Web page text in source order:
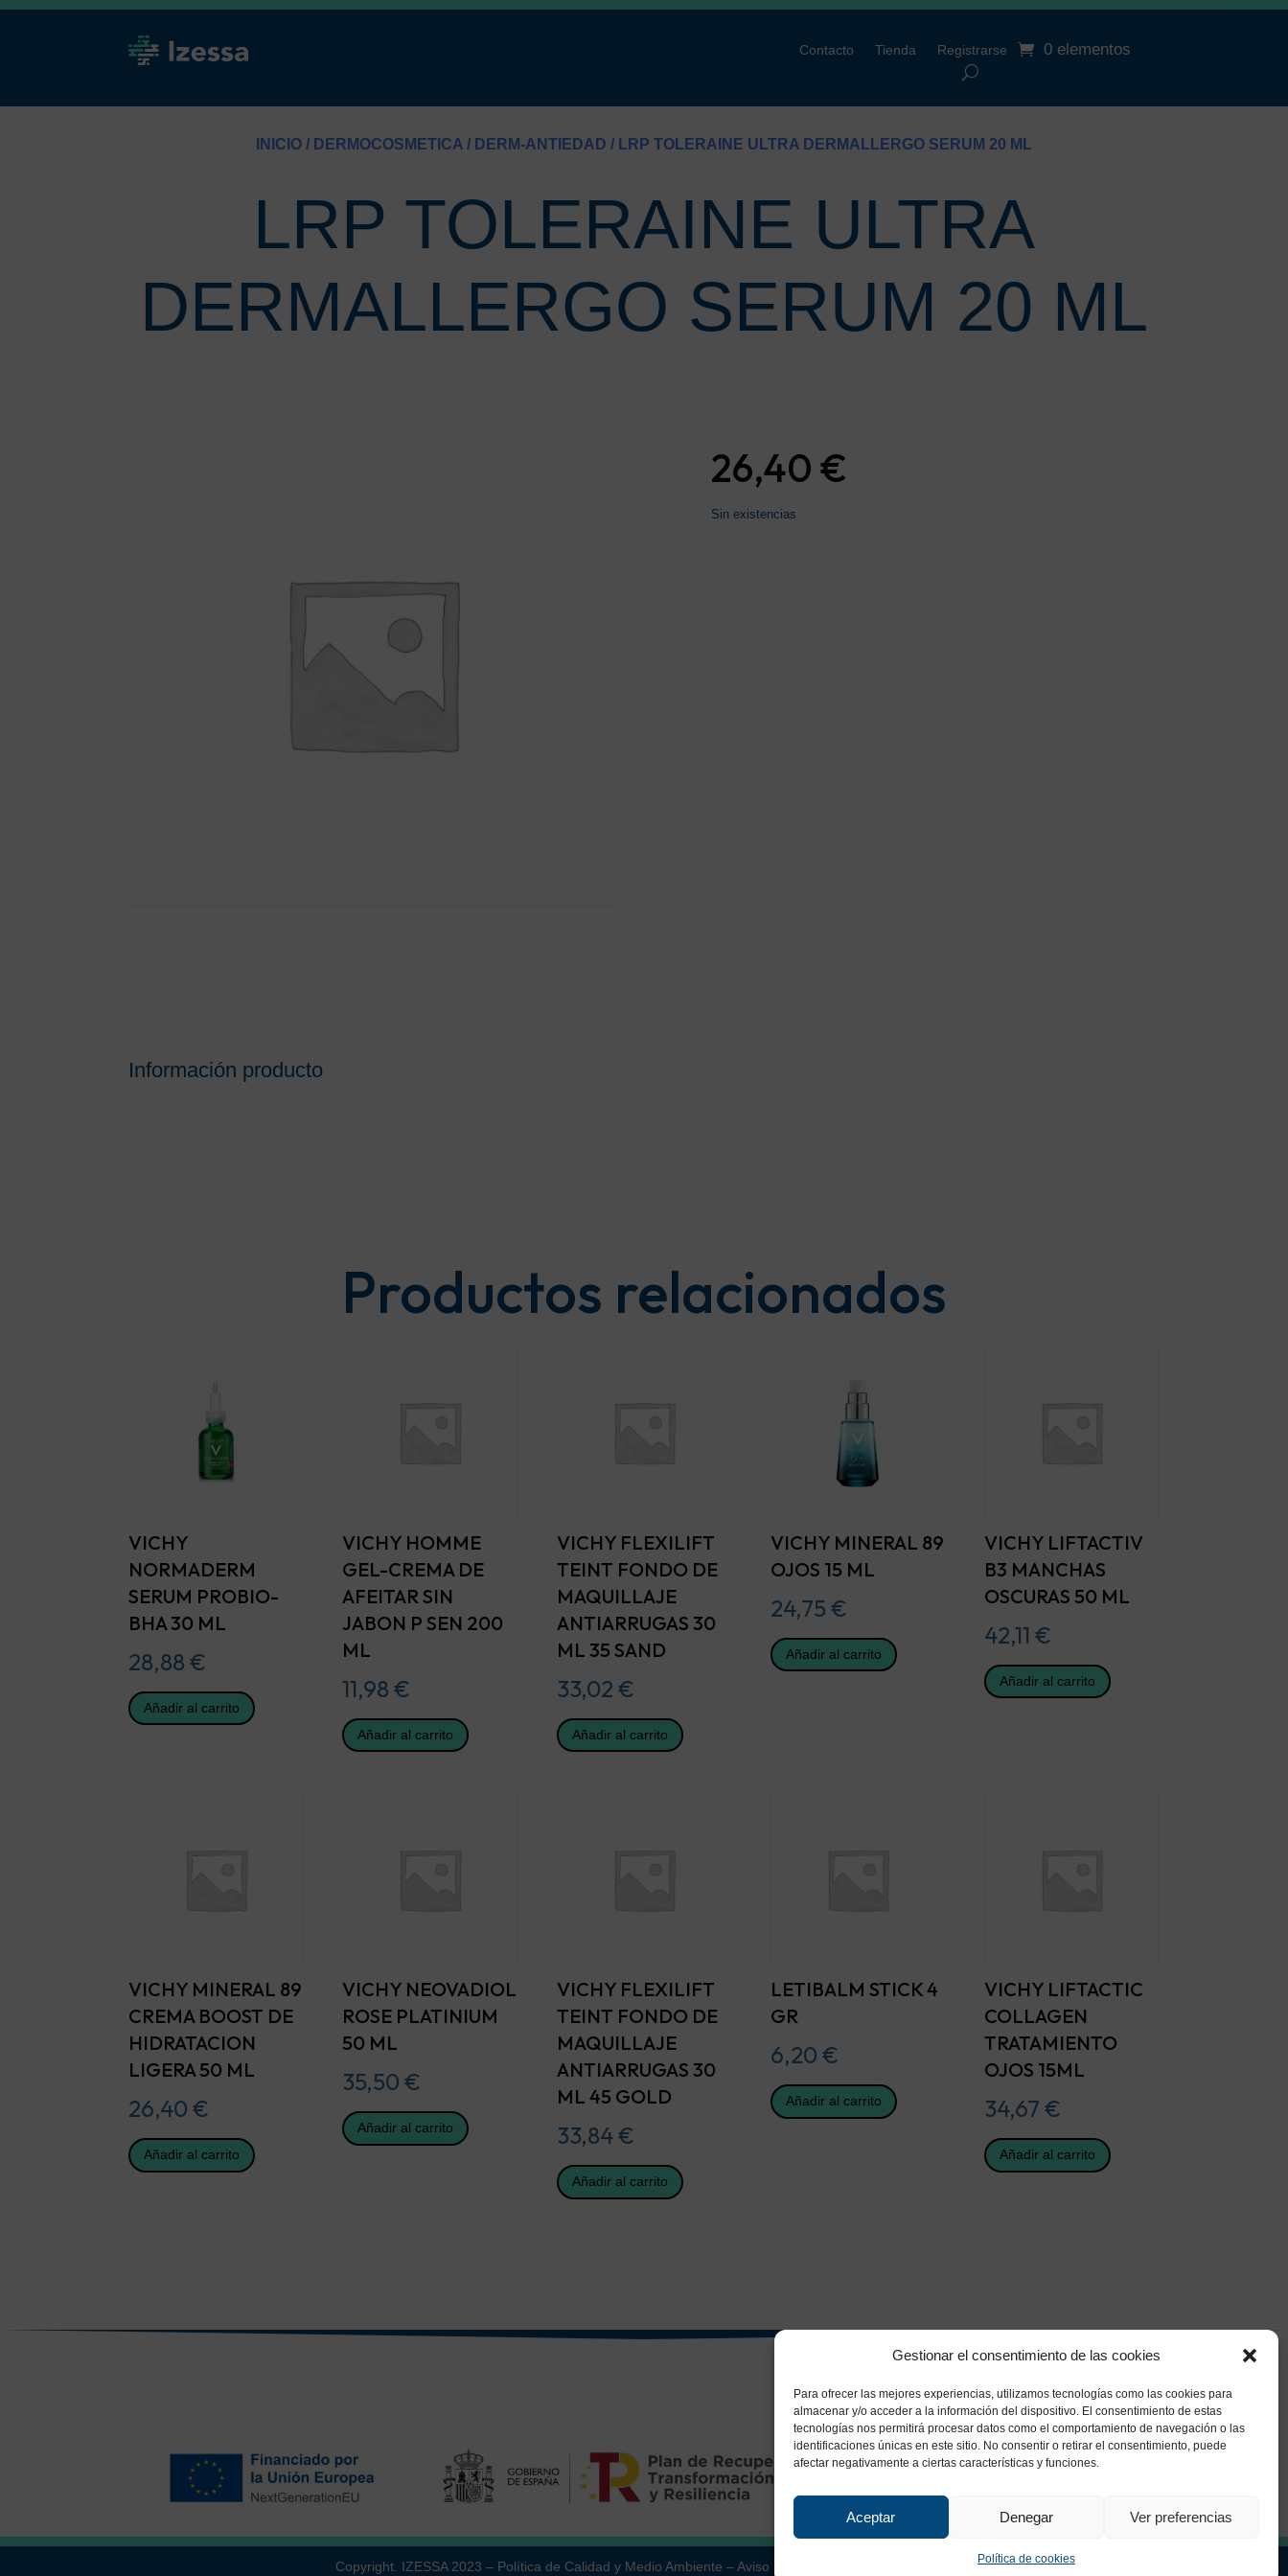
Gestionar el consentimiento de las cookies
Para ofrecer las mejores experiencias, utilizamos tecnologías como las cookies para
almacenar y/o acceder a la información del dispositivo. El consentimiento de estas
tecnologías nos permitirá procesar datos como el comportamiento de navegación o las
identificaciones únicas en este sitio. No consentir o retirar el consentimiento, puede
afectar negativamente a ciertas características y funciones.
Aceptar Denegar Ver preferencias
Política de cookies
Contacto Tienda Registrarse 0 elementos
INICIO / DERMOCOSMETICA / DERM-ANTIEDAD / LRP TOLERAINE ULTRA DERMALLERGO SERUM 20 ML
LRP TOLERAINE ULTRA
DERMALLERGO SERUM 20 ML
26,40 €
Sin existencias
Información producto
Productos relacionados
VICHY
NORMADERM
SERUM PROBIO-
BHA 30 ML
28,88€
Añadir al carrito
VICHY HOMME
GEL-CREMA DE
AFEITAR SIN
JABON P SEN 200
ML
11,98€
Añadir al carrito
VICHY FLEXILIFT
TEINT FONDO DE
MAQUILLAJE
ANTIARRUGAS 30
ML 35 SAND
33,02 €
Añadir al carrito
VICHY MINERAL 89
OJOS 15 ML
24,75 €
Añadir al carrito
VICHY LIFTACTIV
B3 MANCHAS
OSCURAS 50 ML
42,11 €
Añadir al carrito
VICHY MINERAL 89
CREMA BOOST DE
HIDRATACION
LIGERA 50 ML
26,40€
Añadir al carrito
VICHY NEOVADIOL
ROSE PLATINIUM
50 ML
35,50€
Añadir al carrito
VICHY FLEXILIFT
TEINT FONDO DE
MAQUILLAJE
ANTIARRUGAS 30
ML 45 GOLD
33,84€
Añadir al carrito
LETIBALM STICK 4
GR
6,20 €
Añadir al carrito
VICHY LIFTACTIC
COLLAGEN
TRATAMIENTO
OJOS 15ML
34,67 €
Añadir al carrito
Copyright. IZESSA 2023 – Política de Calidad y Medio Ambiente –Aviso Legal